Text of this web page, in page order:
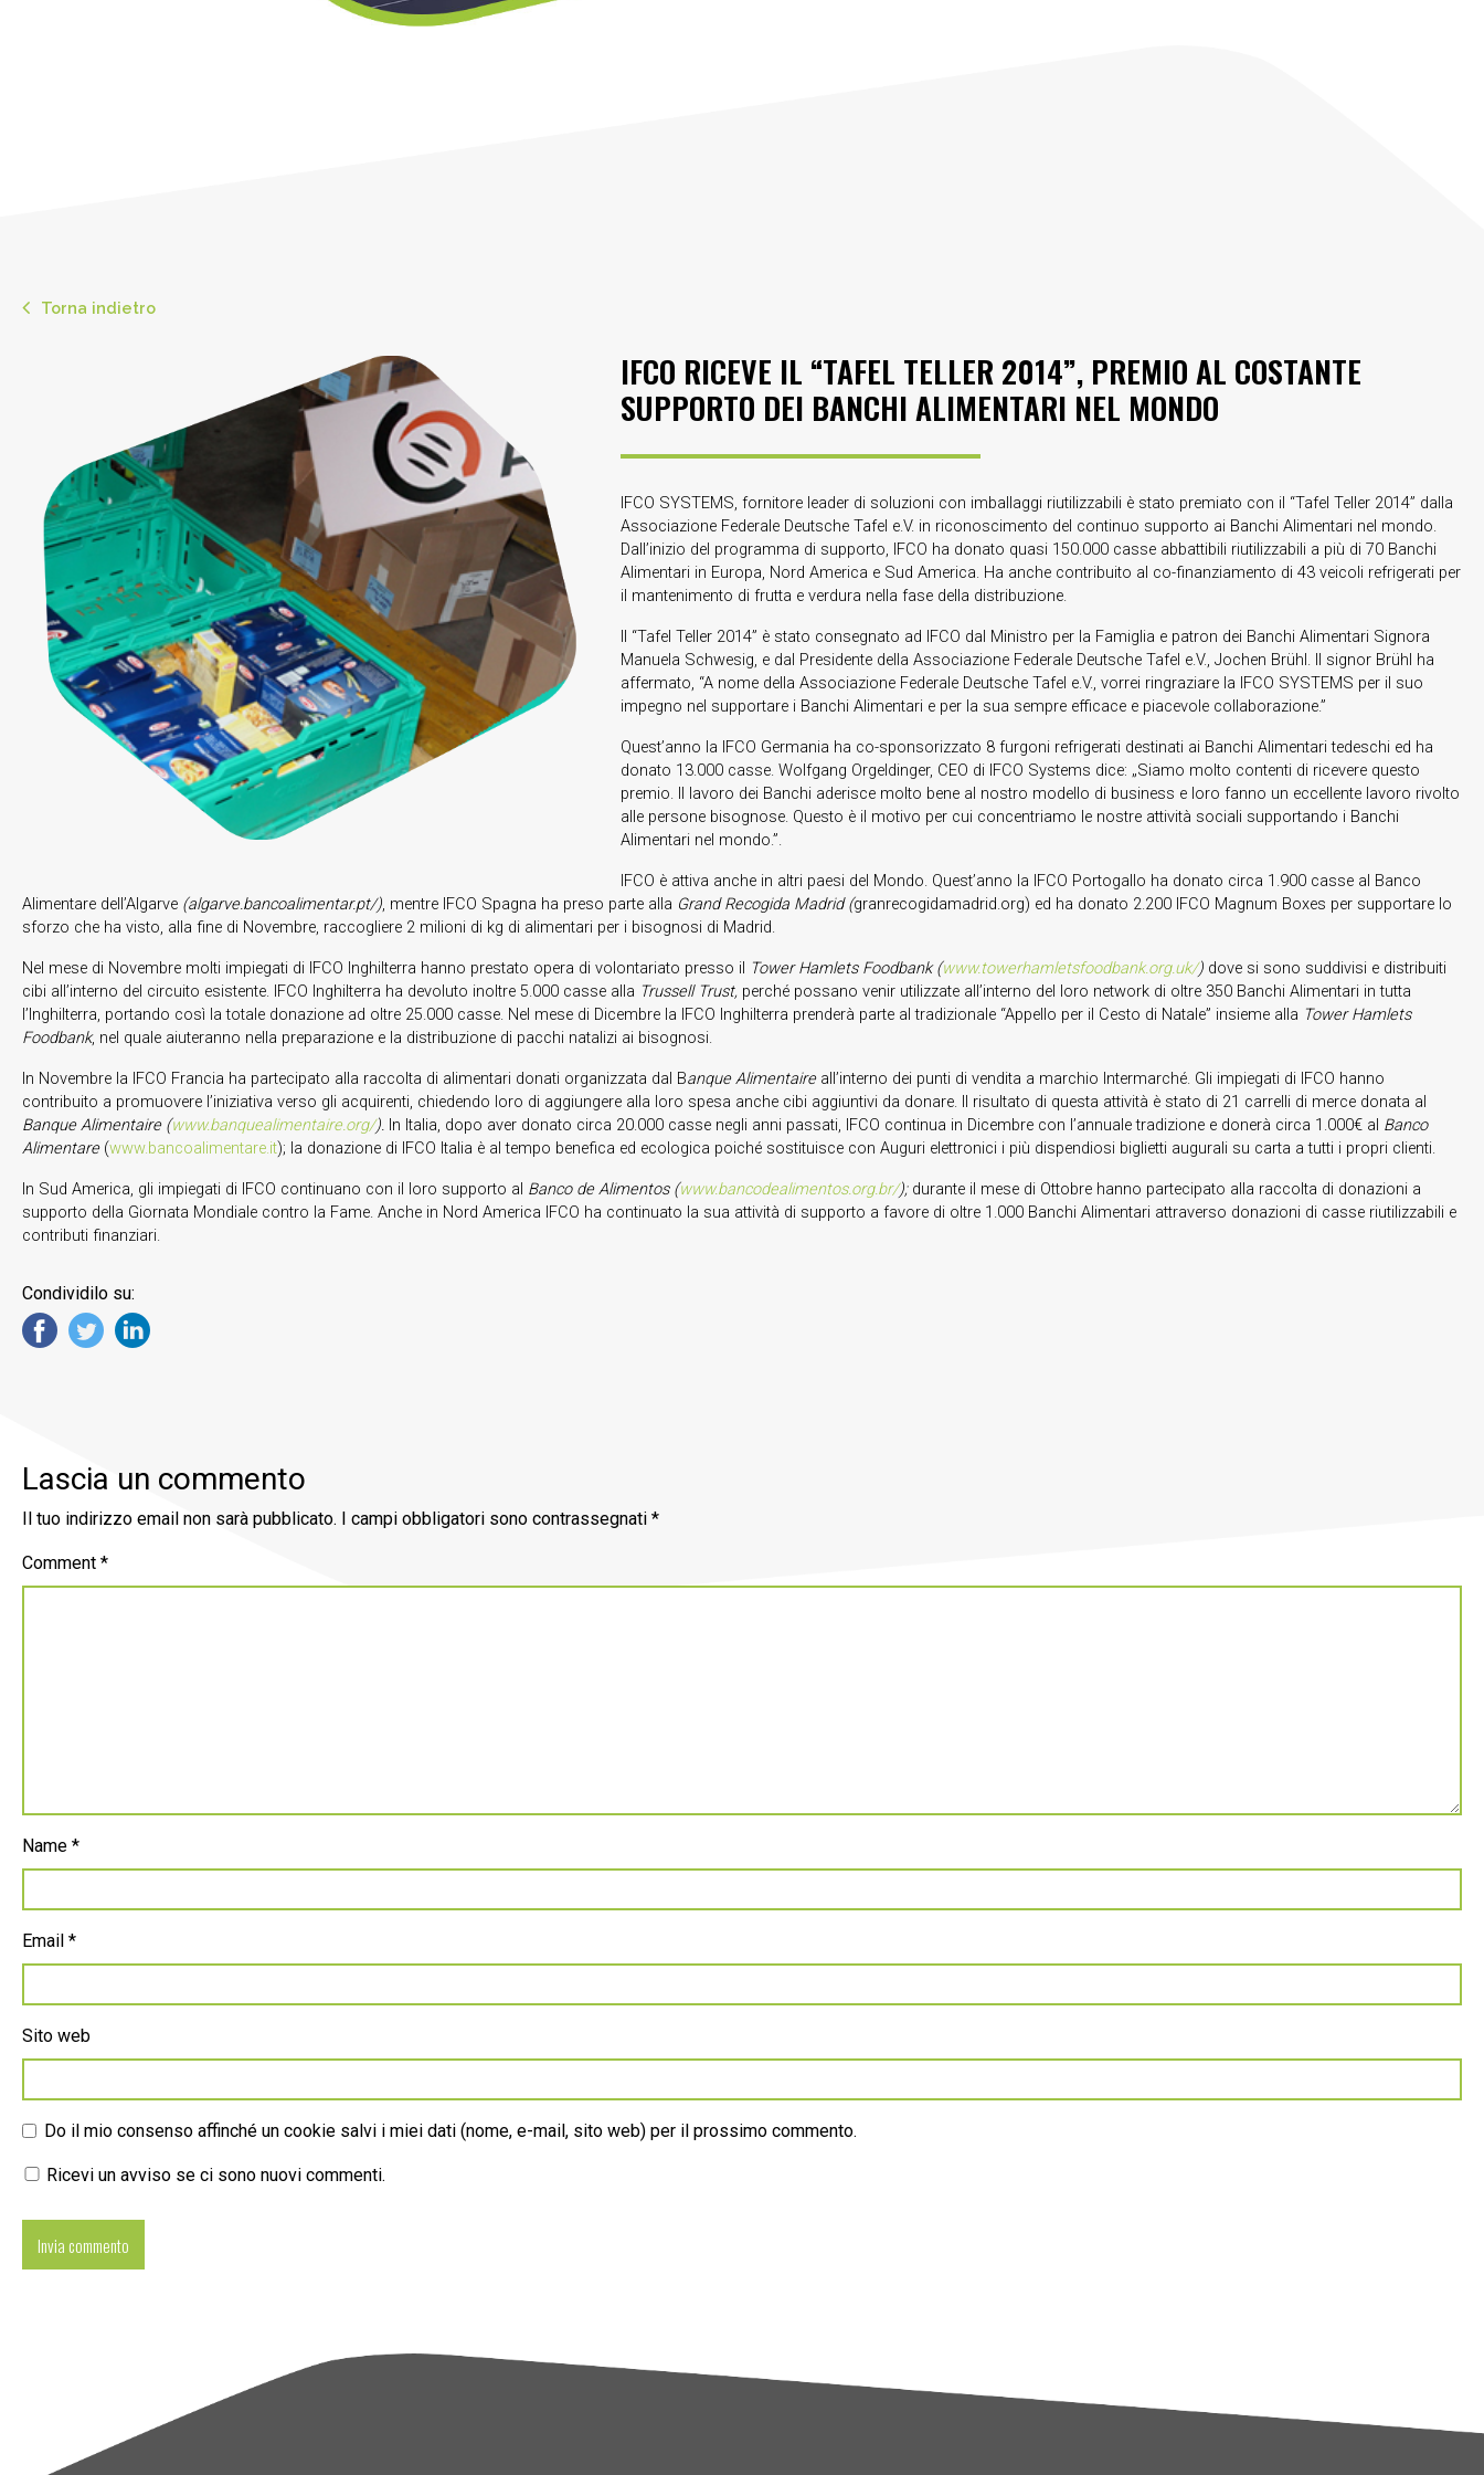
Torna indietro
IFCO RICEVE IL “TAFEL TELLER 2014”, PREMIO AL COSTANTE
SUPPORTO DEI BANCHI ALIMENTARI NEL MONDO
IFCO SYSTEMS, fornitore leader di soluzioni con imballaggi riutilizzabili è stato premiato con il “Tafel Teller 2014” dalla
Associazione Federale Deutsche Tafel e.V. in riconoscimento del continuo supporto ai Banchi Alimentari nel mondo.
Dall’inizio del programma di supporto, IFCO ha donato quasi 150.000 casse abbattibili riutilizzabili a più di 70 Banchi
Alimentari in Europa, Nord America e Sud America. Ha anche contribuito al co-finanziamento di 43 veicoli refrigerati per
il mantenimento di frutta e verdura nella fase della distribuzione.
Il “Tafel Teller 2014” è stato consegnato ad IFCO dal Ministro per la Famiglia e patron dei Banchi Alimentari Signora
Manuela Schwesig, e dal Presidente della Associazione Federale Deutsche Tafel e.V., Jochen Brühl. Il signor Brühl ha
affermato, “A nome della Associazione Federale Deutsche Tafel e.V., vorrei ringraziare la IFCO SYSTEMS per il suo
impegno nel supportare i Banchi Alimentari e per la sua sempre efficace e piacevole collaborazione.”
Quest’anno la IFCO Germania ha co-sponsorizzato 8 furgoni refrigerati destinati ai Banchi Alimentari tedeschi ed ha
donato 13.000 casse. Wolfgang Orgeldinger, CEO di IFCO Systems dice: „Siamo molto contenti di ricevere questo
premio. Il lavoro dei Banchi aderisce molto bene al nostro modello di business e loro fanno un eccellente lavoro rivolto
alle persone bisognose. Questo è il motivo per cui concentriamo le nostre attività sociali supportando i Banchi
Alimentari nel mondo.”.
IFCO è attiva anche in altri paesi del Mondo. Quest’anno la IFCO Portogallo ha donato circa 1.900 casse al Banco
Alimentare dell’Algarve (algarve.bancoalimentar.pt/), mentre IFCO Spagna ha preso parte alla Grand Recogida Madrid (granrecogidamadrid.org) ed ha donato 2.200 IFCO Magnum Boxes per supportare lo
sforzo che ha visto, alla fine di Novembre, raccogliere 2 milioni di kg di alimentari per i bisognosi di Madrid.
Nel mese di Novembre molti impiegati di IFCO Inghilterra hanno prestato opera di volontariato presso il Tower Hamlets Foodbank (www.towerhamletsfoodbank.org.uk/) dove si sono suddivisi e distribuiti
cibi all’interno del circuito esistente. IFCO Inghilterra ha devoluto inoltre 5.000 casse alla Trussell Trust, perché possano venir utilizzate all’interno del loro network di oltre 350 Banchi Alimentari in tutta
l’Inghilterra, portando così la totale donazione ad oltre 25.000 casse. Nel mese di Dicembre la IFCO Inghilterra prenderà parte al tradizionale “Appello per il Cesto di Natale” insieme alla Tower Hamlets
Foodbank, nel quale aiuteranno nella preparazione e la distribuzione di pacchi natalizi ai bisognosi.
In Novembre la IFCO Francia ha partecipato alla raccolta di alimentari donati organizzata dal Banque Alimentaireall’interno dei punti di vendita a marchio Intermarché. Gli impiegati di IFCO hanno
contribuito a promuovere l’iniziativa verso gli acquirenti, chiedendo loro di aggiungere alla loro spesa anche cibi aggiuntivi da donare. Il risultato di questa attività è stato di 21 carrelli di merce donata al
Banque Alimentaire (www.banquealimentaire.org/). In Italia, dopo aver donato circa 20.000 casse negli anni passati, IFCO continua in Dicembre con l’annuale tradizione e donerà circa 1.000€ al Banco
Alimentare(www.bancoalimentare.it); la donazione di IFCO Italia è al tempo benefica ed ecologica poiché sostituisce con Auguri elettronici i più dispendiosi biglietti augurali su carta a tutti i propri clienti.
In Sud America, gli impiegati di IFCO continuano con il loro supporto al Banco de Alimentos (www.bancodealimentos.org.br/); durante il mese di Ottobre hanno partecipato alla raccolta di donazioni a
supporto della Giornata Mondiale contro la Fame. Anche in Nord America IFCO ha continuato la sua attività di supporto a favore di oltre 1.000 Banchi Alimentari attraverso donazioni di casse riutilizzabili e
contributi finanziari.
Condividilo su:
Lascia un commento
Il tuo indirizzo email non sarà pubblicato. I campi obbligatori sono contrassegnati *
Comment *
Name *
Email *
Sito web
Do il mio consenso affinché un cookie salvi i miei dati (nome, e-mail, sito web) per il prossimo commento.
Ricevi un avviso se ci sono nuovi commenti.